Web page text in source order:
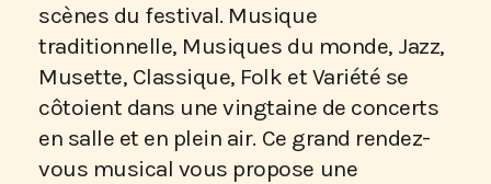
scènes du festival. Musique
traditionnelle, Musiques du monde, Jazz,
Musette, Classique, Folk et Variété se
côtoient dans une vingtaine de concerts
en salle et en plein air. Ce grand rendez-
vous musical vous propose une